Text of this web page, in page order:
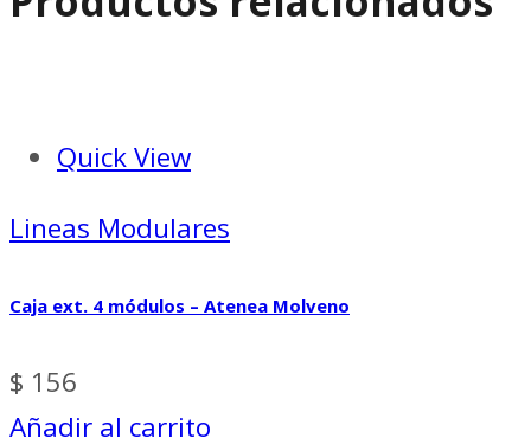
Quick View
Lineas Modulares
Caja ext. 4 módulos – Atenea Molveno
$ 156
Añadir al carrito